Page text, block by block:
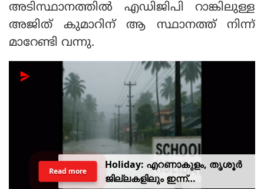
അടിസ്ഥാനത്തില്‍ എഡിജിപി റാങ്കിലുള്ള
അജിത് കുമാറിന് ആ സ്ഥാനത്ത് നിന്ന്
മാറേണ്ടി വന്നു.
Holiday: എറണാകുളം, തൃശൂർ
ജില്ലകളിലും ഇന്ന്
Read more